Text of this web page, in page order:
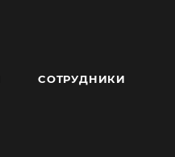
CОТРУДНИКИ